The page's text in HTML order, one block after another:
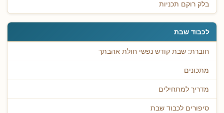
בלק רוקם תכניות
לכבוד שבת
חוברת: שבת קודש נפשי חולת אהבתך
מתכונים
מדריך למתחילים
סיפורים לכבוד שבת